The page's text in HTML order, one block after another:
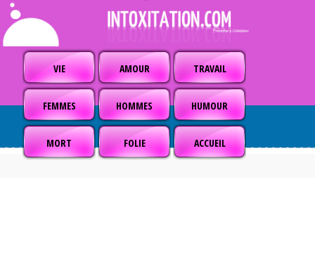
VIE AMOUR TRAVAIL
FEMMES HOMMES HUMOUR
MORT FOLIE ACCUEIL